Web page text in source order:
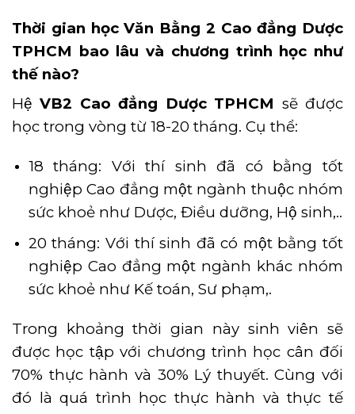
Thời gian họcVăn Bằng 2 Cao đẳng Dược
TPHCM bao lâu và chương trình học như
thế nào?
HệVB2 Cao đẳng Dược TPHCM sẽ được
học trong vòng từ 18-20 tháng. Cụ thể:
18 tháng: Với thí sinh đã có bằng tốt
nghiệp Cao đẳng một ngành thuộc nhóm
sức khoẻ như Dược, Điều dưỡng, Hộ sinh,..
20 tháng: Với thí sinh đã có một bằng tốt
nghiệp Cao đẳng một ngành khác nhóm
sức khoẻ như Kế toán, Sư phạm,.
Trong khoảng thời gian này sinh viên sẽ
được học tập với chương trình học cân đối
70% thực hành và 30% Lý thuyết. Cùng với
đó là quá trình học thực hành và thực tế